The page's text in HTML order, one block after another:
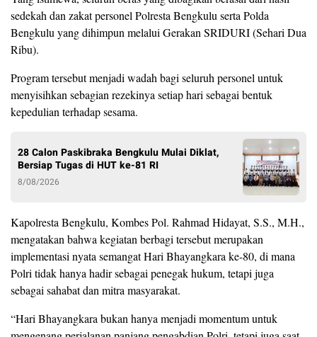
sedekah dan zakat personel Polresta Bengkulu serta Polda
Bengkulu yang dihimpun melalui Gerakan SRIDURI (Sehari Dua
Ribu).
Program tersebut menjadi wadah bagi seluruh personel untuk
menyisihkan sebagian rezekinya setiap hari sebagai bentuk
kepedulian terhadap sesama.
28 Calon Paskibraka Bengkulu Mulai Diklat,
Bersiap Tugas di HUT ke-81 RI
8/08/2026
Kapolresta Bengkulu, Kombes Pol. Rahmad Hidayat, S.S., M.H.,
mengatakan bahwa kegiatan berbagi tersebut merupakan
implementasi nyata semangat Hari Bhayangkara ke-80, di mana
Polri tidak hanya hadir sebagai penegak hukum, tetapi juga
sebagai sahabat dan mitra masyarakat.
“Hari Bhayangkara bukan hanya menjadi momentum untuk